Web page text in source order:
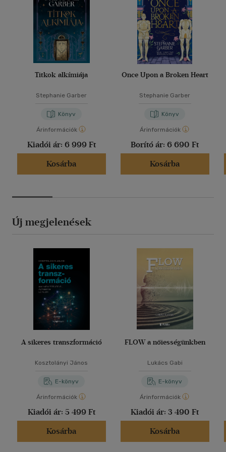
Titkok alkímiája
Stephanie Garber
Könyv
Árinformációk
Kiadói ár: 6 999 Ft
Kosárba
Once Upon a Broken Heart
Stephanie Garber
Könyv
Árinformációk
Borító ár: 6 690 Ft
Kosárba
Új megjelenések
A sikeres transzformáció
Kosztolányi János
E-könyv
Árinformációk
Kiadói ár: 5 499 Ft
Kosárba
FLOW a nőiességünkben
Lukács Gabi
E-könyv
Árinformációk
Kiadói ár: 3 490 Ft
Kosárba